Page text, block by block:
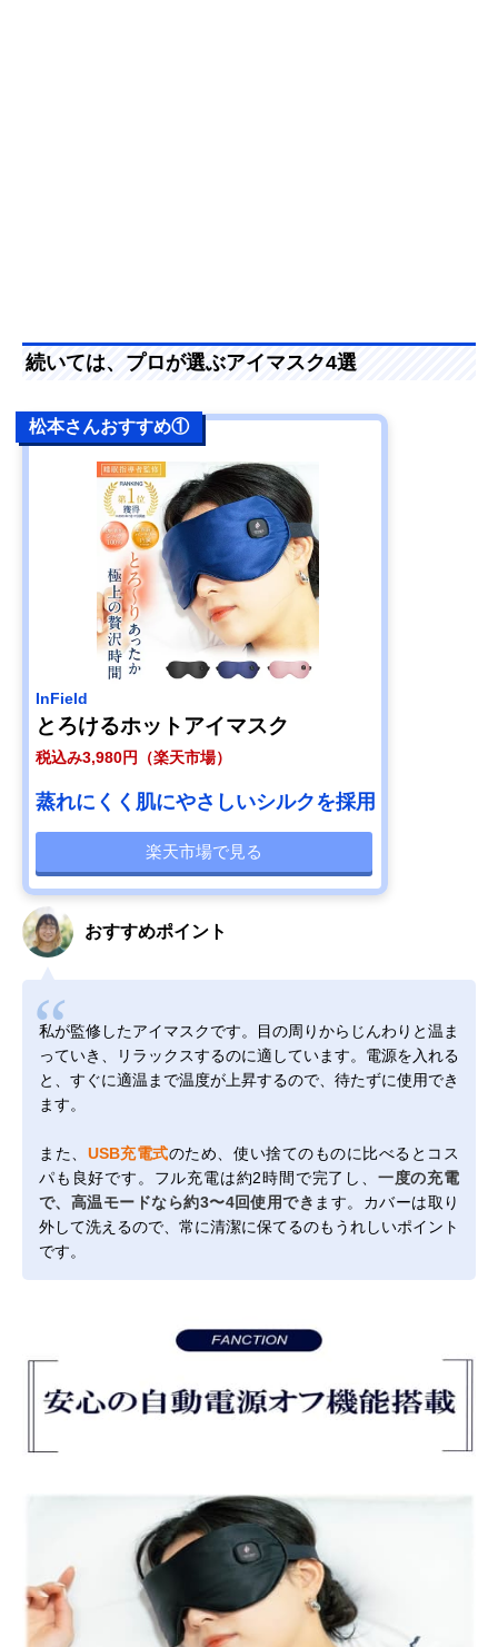
続いては、プロが選ぶアイマスク4選
松本さんおすすめ①
InField
とろけるホットアイマスク
税込み3,980円（楽天市場）
蒸れにくく肌にやさしいシルクを採用
楽天市場で見る
おすすめポイント
私が監修したアイマスクです。目の周りからじんわりと温ま
っていき、リラックスするのに適しています。電源を入れる
と、すぐに適温まで温度が上昇するので、待たずに使用でき
ます。
また、 USB充電式のため、使い捨てのものに比べるとコス
パも良好です。フル充電は約2時間で完了し、 一度の充電
で、高温モードなら約3〜4回使用でき ます。カバーは取り
外して洗えるので、常に清潔に保てるのもうれしいポイント
です。